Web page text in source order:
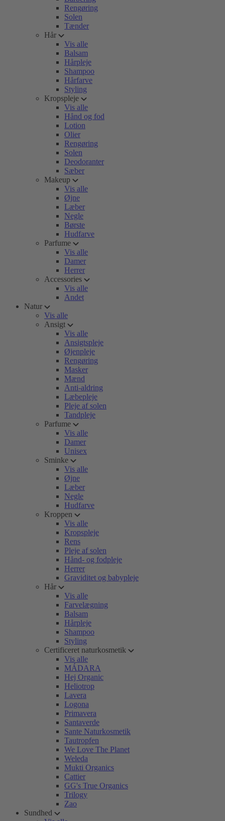
Rengøring
Solen
Tænder
Hår
Vis alle
Balsam
Hårpleje
Shampoo
Hårfarve
Styling
Kropspleje
Vis alle
Hånd og fod
Lotion
Olier
Rengøring
Solen
Deodoranter
Sæber
Makeup
Vis alle
Øjne
Læber
Negle
Børste
Hudfarve
Parfume
Vis alle
Damer
Herrer
Accessories
Vis alle
Andet
Natur
Vis alle
Ansigt
Vis alle
Ansigtspleje
Øjenpleje
Rengøring
Masker
Mænd
Anti-aldring
Læbepleje
Pleje af solen
Tandpleje
Parfume
Vis alle
Damer
Unisex
Sminke
Vis alle
Øjne
Læber
Negle
Hudfarve
Kroppen
Vis alle
Kropspleje
Rens
Pleje af solen
Hånd- og fodpleje
Herrer
Graviditet og babypleje
Hår
Vis alle
Farvelægning
Balsam
Hårpleje
Shampoo
Styling
Certificeret naturkosmetik
Vis alle
MÁDARA
Hej Organic
Heliotrop
Lavera
Logona
Primavera
Santaverde
Sante Naturkosmetik
Tautropfen
We Love The Planet
Weleda
Mukti Organics
Cattier
GG's True Organics
Trilogy
Zao
Sundhed